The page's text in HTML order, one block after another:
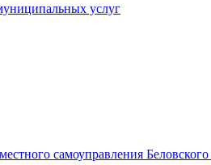
услуг
самоуправления